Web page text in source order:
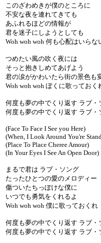
このざわめきが僕のところに
不安な夜を連れてきても
あふれるほどの情報が
君を迷子にしようとしても
Woh woh woh 何も心配はいらな
つめたい風の吹く夜には
そっと抱きしめてあげよう
君の涙がかわいたら街の景色も
Woh woh woh ぼくに歌っておく
何度も夢の中でくり返す ラブ・
何度も夢の中でくり返す ラブ・
(Face To Face I See you Here)
(When, I Look Around You're
(Place To Place Cheree Amour)
(In Your Eyes I See An Open Door)
まるで君は ラブ・ソング
たったひとつの愛のメロディー
傷ついたちっぽけな僕に
いつでも勇気をくれるよ
Woh woh woh 僕に歌っておくれ
何度も夢の中でくり返す ラブ・
何度も夢の中でくり返す ラブ・